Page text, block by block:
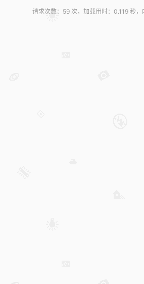
请求次数：59 次，加载用时：0.119 秒，